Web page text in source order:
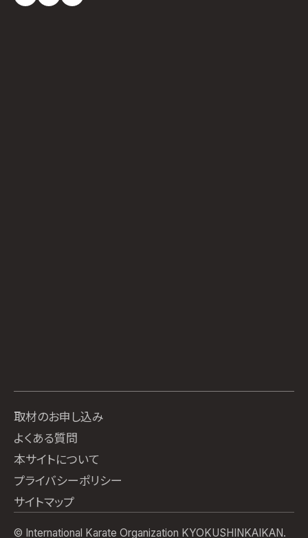
取材のお申し込み
よくある質問
本サイトについて
プライバシーポリシー
サイトマップ
© International Karate Organization KYOKUSHINKAIKAN.